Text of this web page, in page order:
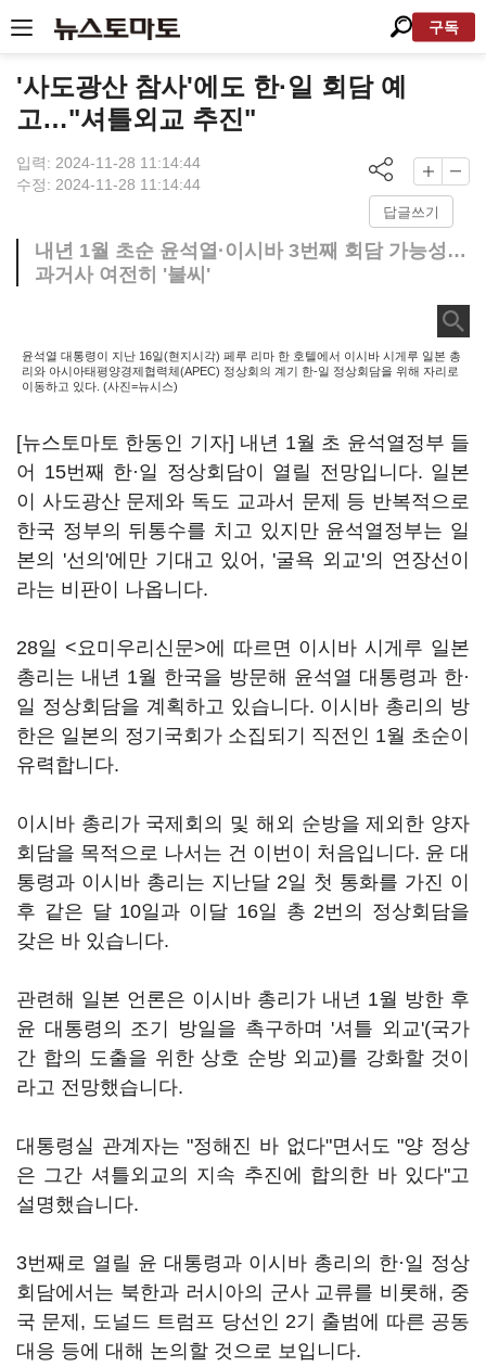
구독
'사도광산 참사'에도 한·일 회담 예
고…"셔틀외교 추진"
입력: 2024-11-28 11:14:44
수정: 2024-11-28 11:14:44
답글쓰기
내년 1월 초순 윤석열·이시바 3번째 회담 가능성…
과거사 여전히 '불씨'
윤석열 대통령이 지난 16일(현지시각) 페루 리마 한 호텔에서 이시바 시게루 일본 총
리와 아시아태평양경제협력체(APEC) 정상회의 계기 한-일 정상회담을 위해 자리로
이동하고 있다. (사진=뉴시스)
[뉴스토마토 한동인 기자] 내년 1월 초 윤석열정부 들
어 15번째 한·일 정상회담이 열릴 전망입니다. 일본
이 사도광산 문제와 독도 교과서 문제 등 반복적으로
한국 정부의 뒤통수를 치고 있지만 윤석열정부는 일
본의 '선의'에만 기대고 있어, '굴욕 외교'의 연장선이
라는 비판이 나옵니다.
28일 <요미우리신문>에 따르면 이시바 시게루 일본
총리는 내년 1월 한국을 방문해 윤석열 대통령과 한·
일 정상회담을 계획하고 있습니다. 이시바 총리의 방
한은 일본의 정기국회가 소집되기 직전인 1월 초순이
유력합니다.
이시바 총리가 국제회의 및 해외 순방을 제외한 양자
회담을 목적으로 나서는 건 이번이 처음입니다. 윤 대
통령과 이시바 총리는 지난달 2일 첫 통화를 가진 이
후 같은 달 10일과 이달 16일 총 2번의 정상회담을
갖은 바 있습니다.
관련해 일본 언론은 이시바 총리가 내년 1월 방한 후
윤 대통령의 조기 방일을 촉구하며 '셔틀 외교'(국가
간 합의 도출을 위한 상호 순방 외교)를 강화할 것이
라고 전망했습니다.
대통령실 관계자는 "정해진 바 없다"면서도 "양 정상
은 그간 셔틀외교의 지속 추진에 합의한 바 있다"고
설명했습니다.
3번째로 열릴 윤 대통령과 이시바 총리의 한·일 정상
회담에서는 북한과 러시아의 군사 교류를 비롯해, 중
국 문제, 도널드 트럼프 당선인 2기 출범에 따른 공동
대응 등에 대해 논의할 것으로 보입니다.